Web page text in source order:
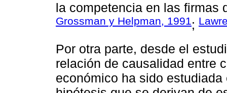
la competencia en las firmas
Grossman y Helpman, 1991;
Por otra parte, desde el
relación de causalidad entre
económico ha sido